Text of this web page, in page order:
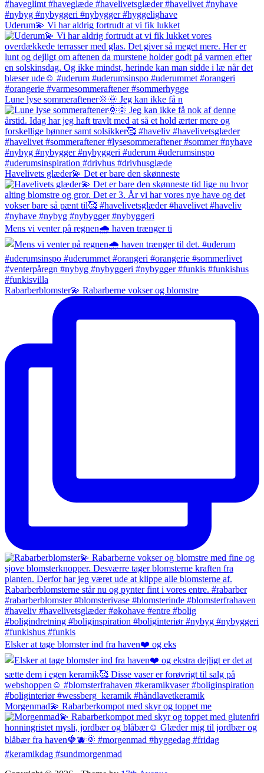
Uderum💫 Vi har aldrig fortrudt at vi fik lukket
Lune lyse sommeraftener🌞🌞 Jeg kan ikke få n
Havelivets glæder💫 Det er bare den skønneste
Mens vi venter på regnen🌧️ haven trænger ti
Rabarberblomster💫 Rabarberne vokser og blomstre
Elsker at tage blomster ind fra haven❤️ og eks
Morgenmad💫 Rabarberkompot med skyr og toppet me